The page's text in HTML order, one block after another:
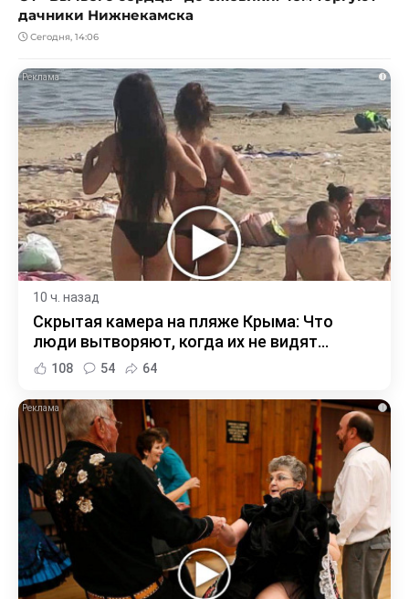
дачники Нижнекамска
Сегодня, 14:06
i
10 ч. назад
Скрытая камера на пляже Крыма: Что
люди вытворяют, когда их не видят...
108 54 64
i